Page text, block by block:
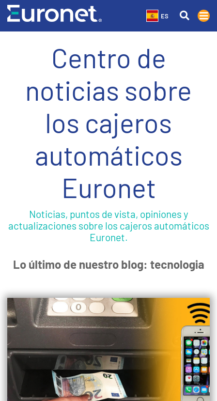
ES
Centro de
noticias sobre
los cajeros
automáticos
Euronet
Noticias, puntos de vista, opiniones y
actualizaciones sobre los cajeros automáticos
Euronet.
Lo último de nuestro blog: tecnologia